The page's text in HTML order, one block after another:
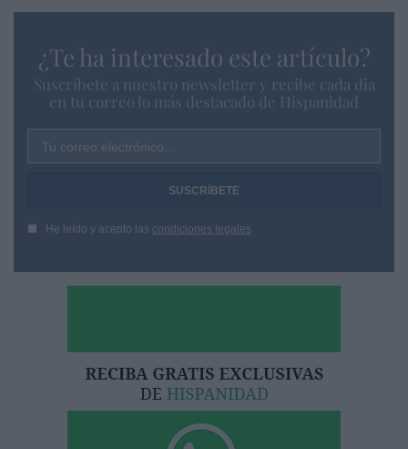
¿Te ha interesado este artículo?
Suscríbete a nuestro newsletter y recibe cada dia
en tu correo lo más destacado de Hispanidad
Tu correo electrónico...
He leído y acepto las condiciones legales